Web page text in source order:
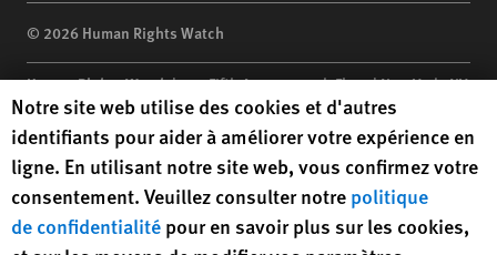
© 2026 Human Rights Watch
Human Rights Watch| 350 Fifth Avenue, 34th Floor | New York,NY
10118-3299USA |t1.212.290.4700
Human Rights Watchis a 501(C)(3) nonprofit registered in the US
under EIN: 13-2875808
Human Rights Watch cookie preferences
Notre site web utilise des cookies et d'autres
identifiants pour aider à améliorer votre expérience en
ligne. En utilisant notre site web, vous confirmez votre
consentement. Veuillez consulter notre politique
de confidentialité pour en savoir plus sur les cookies,